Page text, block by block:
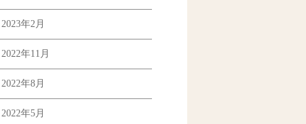
2023年2月
2022年11月
2022年8月
2022年5月